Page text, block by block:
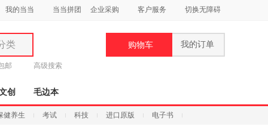
我的当当 当当拼团 企业采购 客户服务 切换无障碍
类
邮 高级搜索
购物车 我的订单
创 毛边本
健养生 考试 科技 进口原版 电子书